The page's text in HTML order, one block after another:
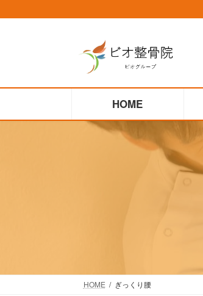
ン
へ
キ
ビ
ョ
に
HOME
HOME ぎっくり腰